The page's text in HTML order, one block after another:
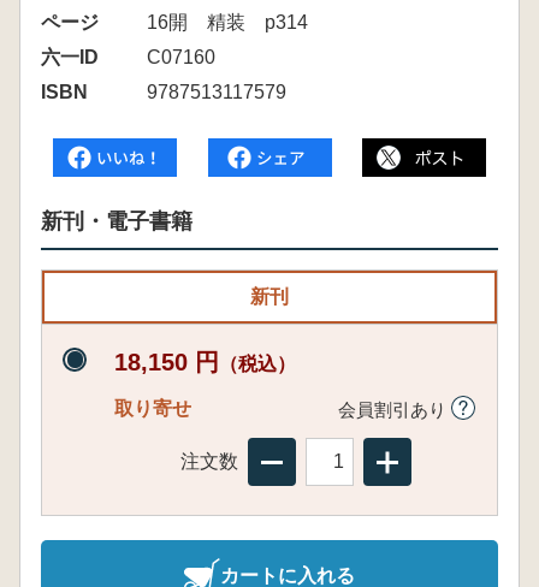
ページ
16開 精装 p314
六一ID
C07160
ISBN
9787513117579
新刊・電子書籍
新刊
18,150 円 （税込）
取り寄せ 会員割引あり
注文数
カートに入れる